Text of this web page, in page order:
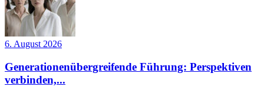
6. August 2026
Generationenübergreifende Führung: Perspektiven
verbinden,...